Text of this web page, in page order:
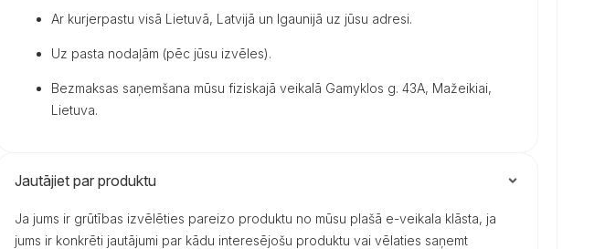
Ar kurjerpastu visā Lietuvā, Latvijā un Igaunijā uz jūsu adresi.
Uz pasta nodaļām (pēc jūsu izvēles).
Bezmaksas saņemšana mūsu fiziskajā veikalā Gamyklos g. 43A, Mažeikiai,
Lietuva.
Jautājiet par produktu
Ja jums ir grūtības izvēlēties pareizo produktu no mūsu plašā e-veikala klāsta, ja
jums ir konkrēti jautājumi par kādu interesējošu produktu vai vēlaties saņemt